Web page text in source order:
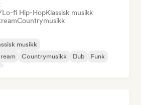
Lo-fi Hip-HopKlassisk musikk
Countrymusikk
musikk
Countrymusikk Dub
Funk